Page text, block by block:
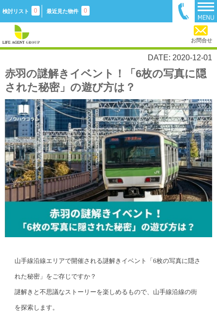
検討リスト 0 最近見た物件 0
お問合せ
DATE: 2020-12-01
赤羽の謎解きイベント！「6枚の写真に隠
された秘密」の遊び方は？
山手線沿線エリアで開催される謎解きイベント「6枚の写真に隠さ
れた秘密」をご存じですか？
謎解きと不思議なストーリーを楽しめるもので、山手線沿線の街
を探索します。